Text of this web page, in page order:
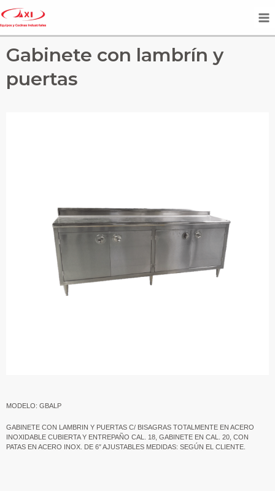
Gabinete con lambrín y
puertas
MODELO: GBALP
GABINETE CON LAMBRIN Y PUERTAS C/ BISAGRAS TOTALMENTE EN ACERO
INOXIDABLE CUBIERTA Y ENTREPAÑO CAL. 18, GABINETE EN CAL. 20, CON
PATAS EN ACERO INOX. DE 6″ AJUSTABLES MEDIDAS: SEGÚN EL CLIENTE.